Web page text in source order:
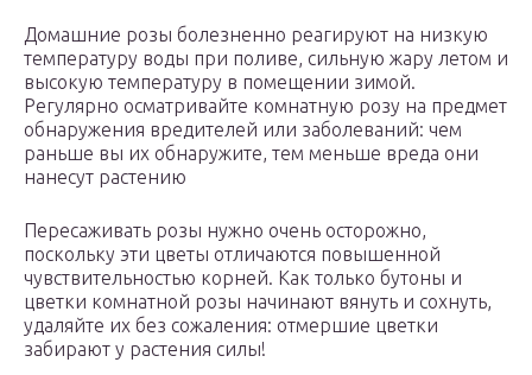
Домашние розы болезненно реагируют на низкую
температуру воды при поливе, сильную жару летом и
высокую температуру в помещении зимой.
Регулярно осматривайте комнатную розу на предмет
обнаружения вредителей или заболеваний: чем
раньше вы их обнаружите, тем меньше вреда они
нанесут растению
Пересаживать розы нужно очень осторожно,
поскольку эти цветы отличаются повышенной
чувствительностью корней. Как только бутоны и
цветки комнатной розы начинают вянуть и сохнуть,
удаляйте их без сожаления: отмершие цветки
забирают у растения силы!